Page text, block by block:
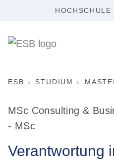
ESB STUDIUM
MSc Consulting &
- MSc
Verantwortung